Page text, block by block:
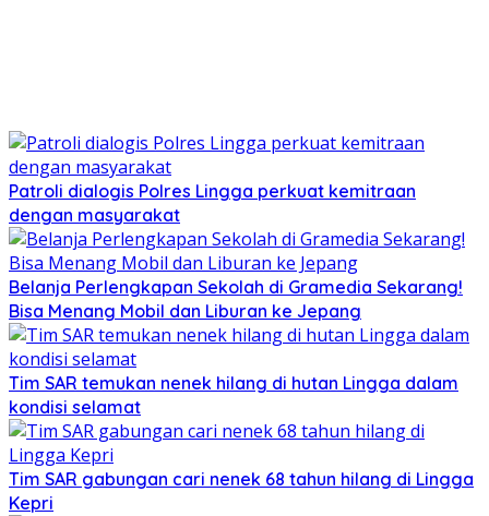
Patroli dialogis Polres Lingga perkuat kemitraan
dengan masyarakat
Belanja Perlengkapan Sekolah di Gramedia Sekarang!
Bisa Menang Mobil dan Liburan ke Jepang
Tim SAR temukan nenek hilang di hutan Lingga dalam
kondisi selamat
Tim SAR gabungan cari nenek 68 tahun hilang di Lingga
Kepri